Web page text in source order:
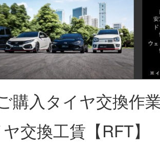
購入タイヤ交換作
ヤ交換工賃【RFT